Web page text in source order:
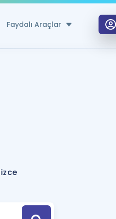
Faydalı Araçlar
Hesaplama Aracı
için Öneriler
Tek Takvimde